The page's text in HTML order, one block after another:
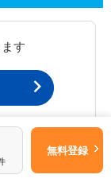
す
無料登録